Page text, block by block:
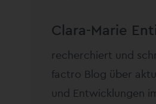
Clara-Marie
recherchiert und
factro Blog über
und Entwicklungen